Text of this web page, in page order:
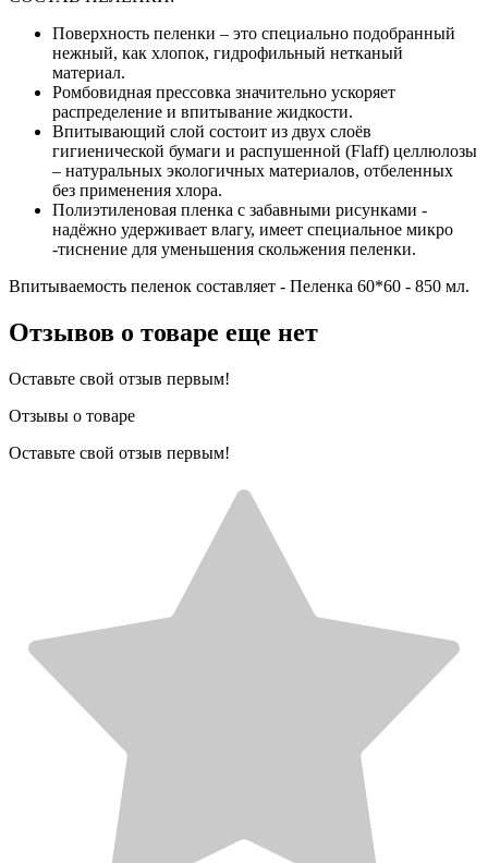
Поверхность пеленки – это специально подобранный
нежный, как хлопок, гидрофильный нетканый
материал.
Ромбовидная прессовка значительно ускоряет
распределение и впитывание жидкости.
Впитывающий слой состоит из двух слоёв
гигиенической бумаги и распушенной (Flaff) целлюлозы
– натуральных экологичных материалов, отбеленных
без применения хлора.
Полиэтиленовая пленка с забавными рисунками -
надёжно удерживает влагу, имеет специальное микро
-тиснение для уменьшения скольжения пеленки.
Впитываемость пеленок составляет - Пеленка 60*60 - 850 мл.
Отзывов о товаре еще нет
Оставьте свой отзыв первым!
Отзывы о товаре
Оставьте свой отзыв первым!